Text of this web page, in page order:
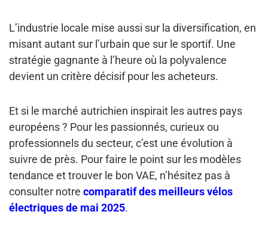
L’industrie locale mise aussi sur la diversification, en
misant autant sur l’urbain que sur le sportif. Une
stratégie gagnante à l’heure où la polyvalence
devient un critère décisif pour les acheteurs.
Et si le marché autrichien inspirait les autres pays
européens ? Pour les passionnés, curieux ou
professionnels du secteur, c’est une évolution à
suivre de près. Pour faire le point sur les modèles
tendance et trouver le bon VAE, n’hésitez pas à
consulter notre comparatif des meilleurs vélos
électriques de mai 2025.